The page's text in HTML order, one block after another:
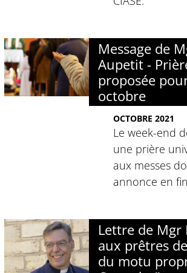
Message de
Aupetit -
proposée
octobre
OCTOBRE 2021
Le week-end
une prière
aux messes
annonce en
Lettre de
aux prêtres
du motu